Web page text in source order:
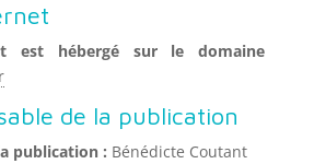
est hébergé sur le domaine
de la publication
publication : Bénédicte Coutant